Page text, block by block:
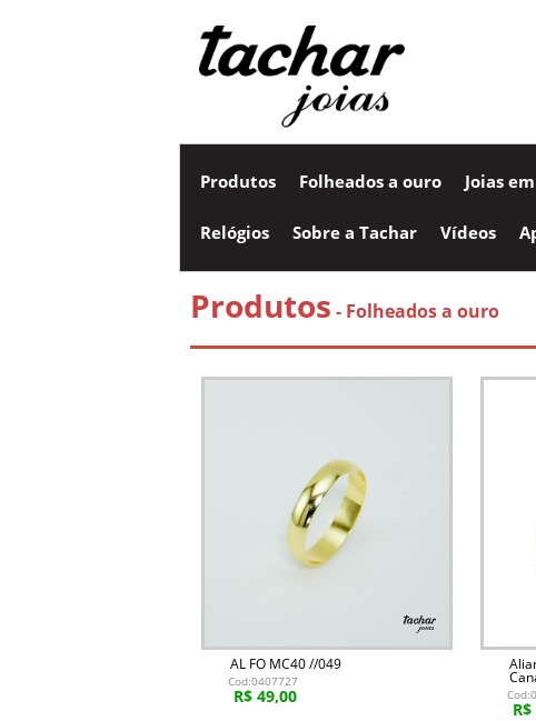
Produtos Folheados a ouro Joias
Relógios Sobre a Tachar Vídeos
Produtos - Folheados a ouro
AL FO MC40 //049
Cod:0407727
R$ 49,00